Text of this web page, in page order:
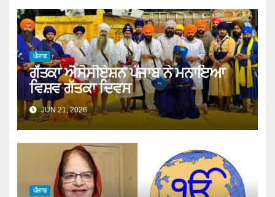
ਪੰਜਾਬ
ਗੱਤਕਾ ਐਸੋਸੀਏਸ਼ਨ ਪੰਜਾਬ ਨੇ ਮਨਾਇਆ
ਵਿਸ਼ਵ ਗੱਤਕਾ ਦਿਵਸ
JUN 21, 2026
ਪੰਜਾਬ